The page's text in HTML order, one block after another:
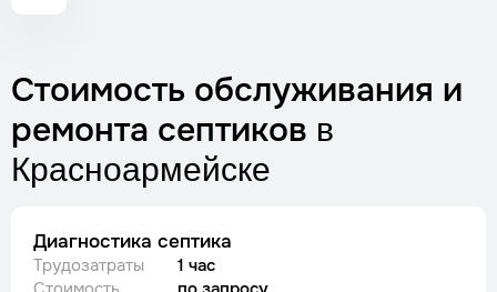
Стоимость обслуживания и
ремонта септиков в
Красноармейске
Диагностика септика
Трудозатраты
1 час